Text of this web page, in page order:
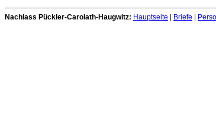
Nachlass Pückler-Carolath-Haugwitz: Hauptseite Briefe